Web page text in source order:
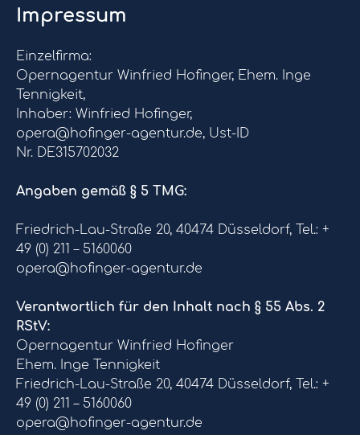
Impressum
Einzelfirma:
Opernagentur Winfried Hofinger, Ehem. Inge
Tennigkeit,
Inhaber: Winfried Hofinger,
opera@hofinger-agentur.de, Ust-ID
Nr. DE315702032
Angaben gemäß § 5 TMG:
Friedrich-Lau-Straße 20, 40474 Düsseldorf, Tel.: +
49 (0) 211 – 5160060
opera@hofinger-agentur.de
Verantwortlich für den Inhalt nach § 55 Abs. 2
RStV:
Opernagentur Winfried Hofinger
Ehem. Inge Tennigkeit
Friedrich-Lau-Straße 20, 40474 Düsseldorf, Tel.: +
49 (0) 211 – 5160060
opera@hofinger-agentur.de